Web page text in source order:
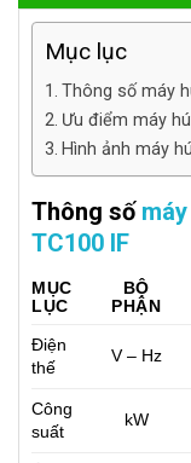
Mục lục
Thông số máy
Ưu điểm máy
Hình ảnh máy
Thông số
TC100 IF
MỤC
LỤC
BỘ
PHẬN
Điện
thế
V – Hz
Công
suất
kW